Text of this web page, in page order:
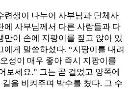
련생이 나누어 사부님과 단체사
에 사부님께서 다른 사람들과 다
만이 손에 지팡이를 짚고 앉아 있
에게 말씀하셨다. “지팡이를 내려
성이 매우 좋아 즉시 지팡이를
보세요.” 그는 곧 걸었고 양쪽에
을 비켜주며 박수를 쳤다. 그 수